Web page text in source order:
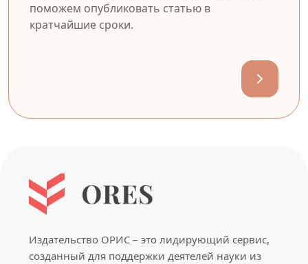
поможем опубликовать статью в
кратчайшие сроки.
Издательство ОРИС – это лидирующий сервис,
созданный для поддержки деятелей науки из